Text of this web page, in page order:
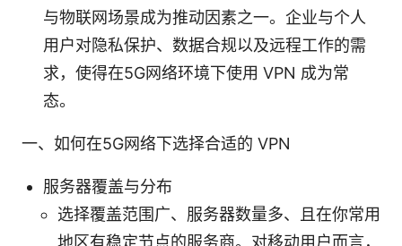
与物联网场景成为推动因素之一。企业与个人
用户对隐私保护、数据合规以及远程工作的需
求，使得在5G网络环境下使用 VPN 成为常
态。
一、如何在5G网络下选择合适的 VPN
服务器覆盖与分布
选择覆盖范围广、服务器数量多、且在你常用
地区有稳定节点的服务商。对移动用户而言，